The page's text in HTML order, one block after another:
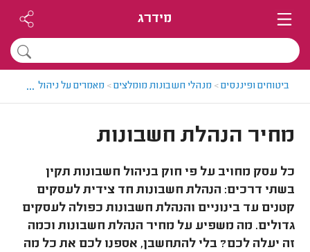
מידרג
ביטוחים ופיננסים> מנהלי חשבונות מומלצים> מאמרים על ניהול חשבונות
...
מחיר הנהלת חשבונות
כל עסק מחויב על פי חוק בניהול חשבונות תקין
בשתי דרכים: הנהלת חשבונות חד צידית לעסקים
קטנים עד בינוניים והנהלת חשבונות כפולה לעסקים
גדולים. מה משפיע על מחיר הנהלת חשבונות וכמה
זה יעלה לכם? בלי להתחשבן, אספנו לכם את כל מה